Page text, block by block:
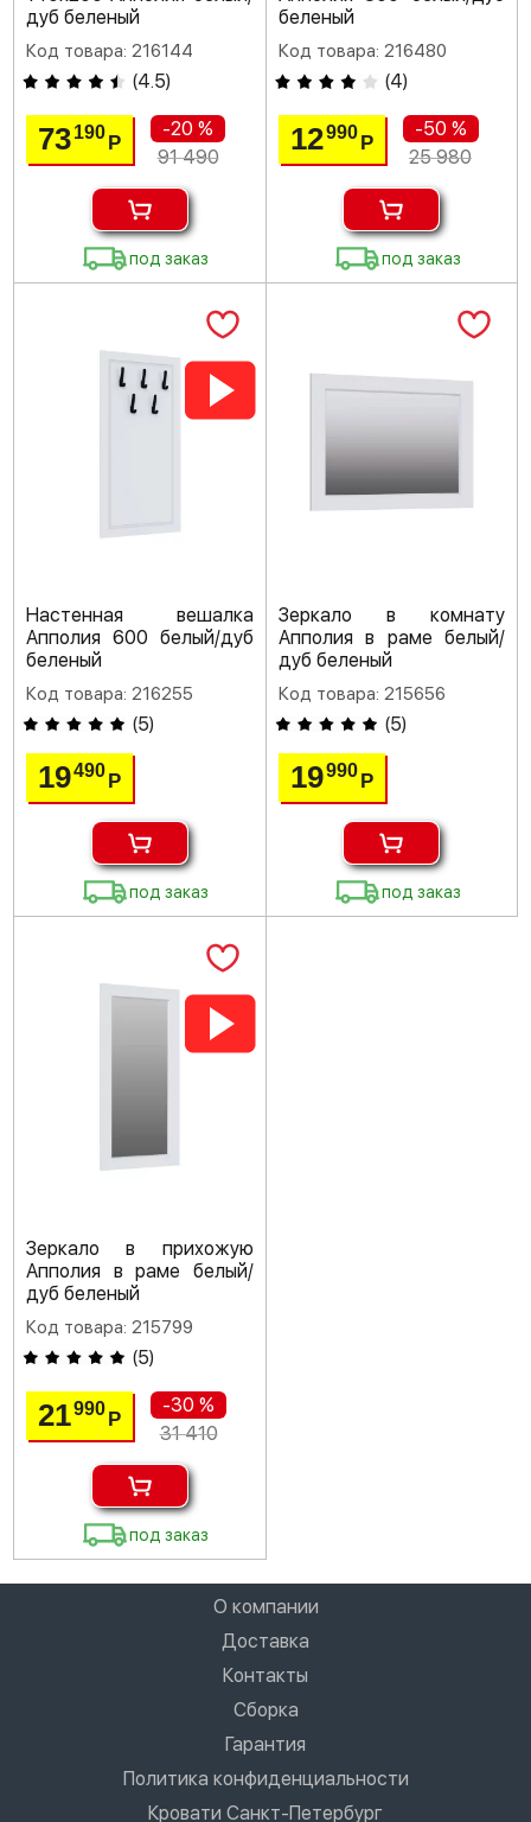
дуб беленый
Код товара: 216144
(4.5)
73190Р
-20 %
91 490
под заказ
беленый
Код товара: 216480
(4)
12990 Р
-50 %
25 980
под заказ
Настенная вешалка
Апполия 600 белый/дуб
беленый
Код товара: 216255
(5)
19490Р
под заказ
Зеркало в комнату
Апполия в раме белый/
дуб беленый
Код товара: 215656
(5)
19990 Р
под заказ
Зеркало в прихожую
Апполия в раме белый/
дуб беленый
Код товара: 215799
(5)
21990Р
-30 %
31 410
под заказ
О компании
Доставка
Контакты
Сборка
Гарантия
Политика конфиденциальности
Кровати Санкт-Петербург